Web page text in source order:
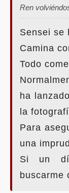
Ren
Sensei se
Camina
Todo
ha
la
Para
una
Si un
buscarme